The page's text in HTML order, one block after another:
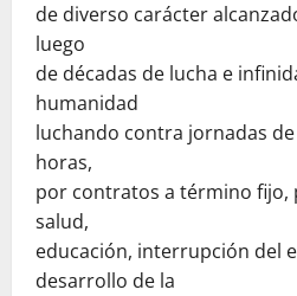
de diverso carácter
luego
de décadas de lucha e
humanidad
luchando contra jornadas
horas,
por contratos a término fijo,
salud,
educación, interrupción del
desarrollo de la